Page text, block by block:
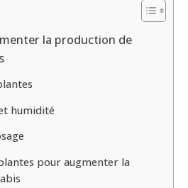
la production de
humidité
pour augmenter la